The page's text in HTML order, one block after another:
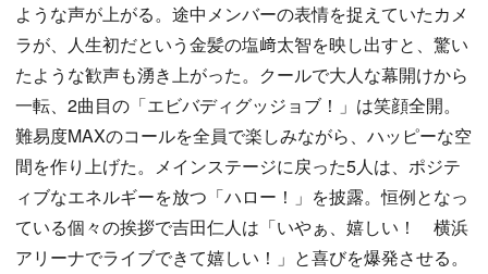
ような声が上がる。途中メンバーの表情を捉えていたカメ
ラが、人生初だという金髪の塩﨑太智を映し出すと、驚い
たような歓声も湧き上がった。クールで大人な幕開けから
一転、2曲目の「エビバディグッジョブ！」は笑顔全開。
難易度MAXのコールを全員で楽しみながら、ハッピーな空
間を作り上げた。メインステージに戻った5人は、ポジテ
ィブなエネルギーを放つ「ハロー！」を披露。恒例となっ
ている個々の挨拶で吉田仁人は「いやぁ、嬉しい！ 横浜
アリーナでライブできて嬉しい！」と喜びを爆発させる。